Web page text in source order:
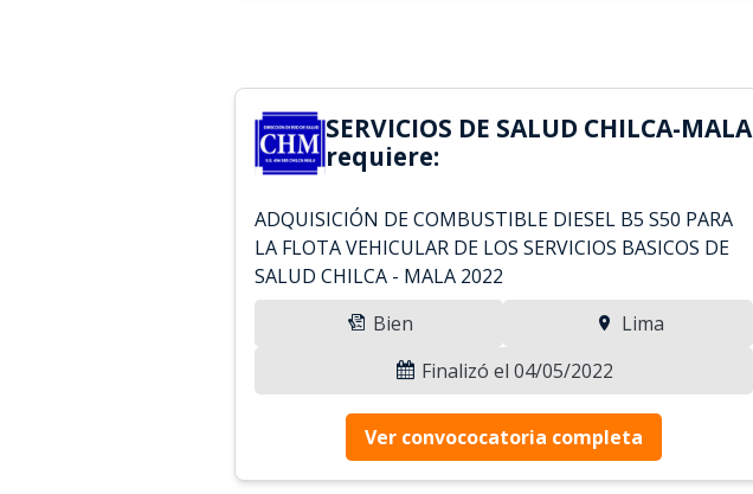
SERVICIOS DE SALUD CHILCA-MALA
requiere:
ADQUISICIÓN DE COMBUSTIBLE DIESEL B5 S50 PARA
LA FLOTA VEHICULAR DE LOS SERVICIOS BASICOS DE
SALUD CHILCA - MALA 2022
Bien
Lima
Finalizó el 04/05/2022
Ver convococatoria completa